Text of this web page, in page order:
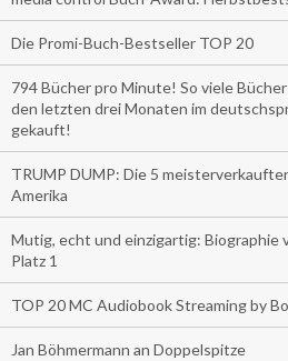
Die Promi-Buch-Bestseller TOP 20
794 Bücher pro Minute! So viele
den letzten drei Monaten im
gekauft!
TRUMP DUMP: Die 5
Amerika
Mutig, echt und einzigartig: Biographie
Platz 1
TOP 20 MC Audiobook Streaming by
Jan Böhmermann an Doppelspitze